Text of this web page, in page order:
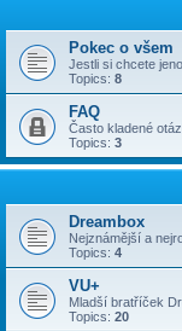
Pokec o všem
Jestli si chcete
Topics: 8
FAQ
Často kladené
Topics: 3
Dreambox
Nejznámější a
Topics: 4
VU+
Mladší bratříček
Topics: 20